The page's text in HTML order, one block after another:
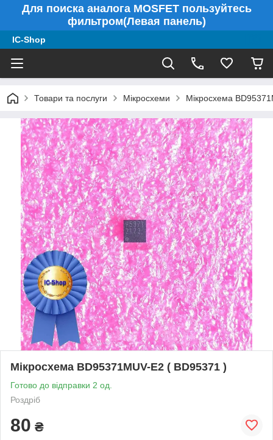
Для поиска аналога MOSFET пользуйтесь
фильтром(Левая панель)
IC-Shop
Товари та послуги Мікросхеми Мікросхема
Мікросхема BD95371MUV-E2 ( BD95371 )
Готово до відправки 2 од.
Роздріб
80 ₴